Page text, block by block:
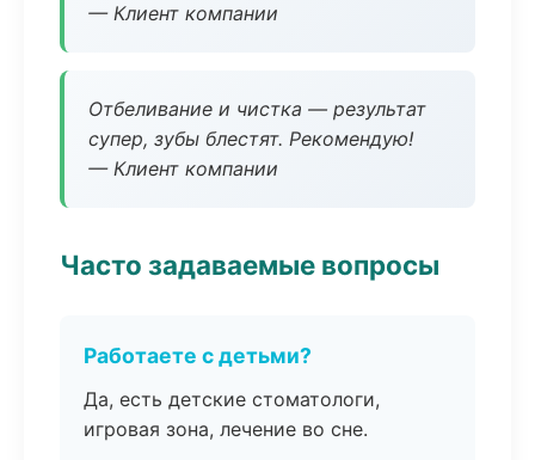
— Клиент компании
Отбеливание и чистка — результат
супер, зубы блестят. Рекомендую!
— Клиент компании
Часто задаваемые вопросы
Работаете с детьми?
Да, есть детские стоматологи,
игровая зона, лечение во сне.